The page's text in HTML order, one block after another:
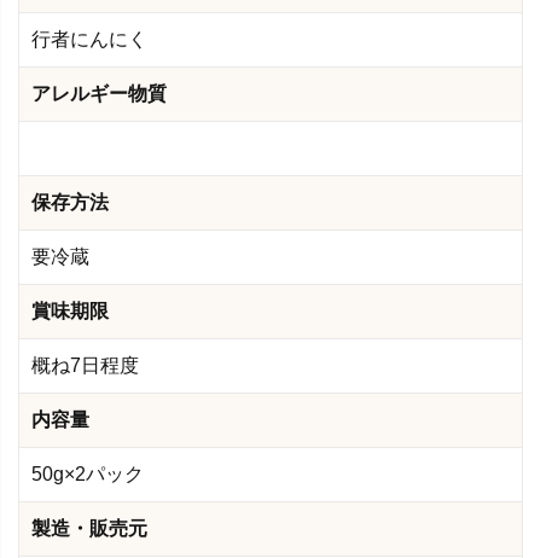
行者にんにく
アレルギー物質
保存方法
要冷蔵
賞味期限
概ね7日程度
内容量
50g×2パック
製造・販売元